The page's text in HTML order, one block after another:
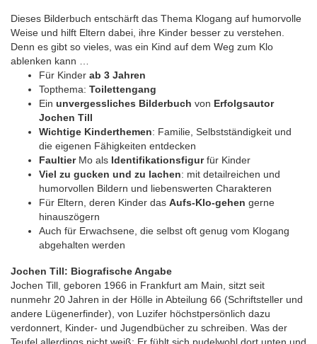
Dieses Bilderbuch entschärft das Thema Klogang auf humorvolle
Weise und hilft Eltern dabei, ihre Kinder besser zu verstehen.
Denn es gibt so vieles, was ein Kind auf dem Weg zum Klo
ablenken kann …
Für Kinder ab 3 Jahren
Topthema: Toilettengang
Ein unvergessliches Bilderbuch von Erfolgsautor
Jochen Till
Wichtige Kinderthemen: Familie, Selbstständigkeit und
die eigenen Fähigkeiten entdecken
FaultierMo als Identifikationsfigurfür Kinder
Viel zu gucken und zu lachen: mit detailreichen und
humorvollen Bildern und liebenswerten Charakteren
Für Eltern, deren Kinder das Aufs-Klo-gehen gerne
hinauszögern
Auch für Erwachsene, die selbst oft genug vom Klogang
abgehalten werden
Jochen Till: Biografische Angabe
Jochen Till, geboren 1966 in Frankfurt am Main, sitzt seit
nunmehr 20 Jahren in der Hölle in Abteilung 66 (Schriftsteller und
andere Lügenerfinder), von Luzifer höchstpersönlich dazu
verdonnert, Kinder- und Jugendbücher zu schreiben. Was der